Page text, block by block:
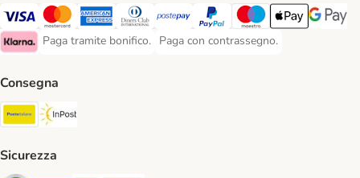
Paga con Visa. Payment Method
Paga con Mastercard. Payment Method
Paga con American Express. Payment Method
Paga con Diners Club. Payment Method
Paga con Postepay. Payment Method
Paga con PayPal. Payment
Paga con Maestro.
Apple PayGoogle
Klarna Payment Method
Paga tramite bonifico.
Paga tramite bonifico. Payment Method
Paga con contrassegno.
Paga con contrassegno. Payment
Consegna
Poste Italiane. Shipping Method
Sicurezza